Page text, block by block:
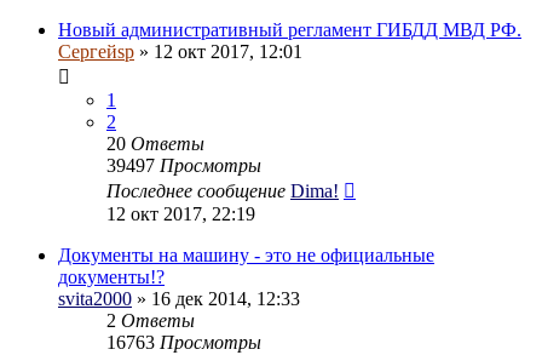
Новый административный регламент ГИБДД МВД РФ.
Сергейsp » 12 окт 2017, 12:01
1
2
20 Ответы
39497 Просмотры
Последнее сообщение Dima!
12 окт 2017, 22:19
Документы на машину - это не официальные
документы!?
svita2000 » 16 дек 2014, 12:33
2 Ответы
16763 Просмотры